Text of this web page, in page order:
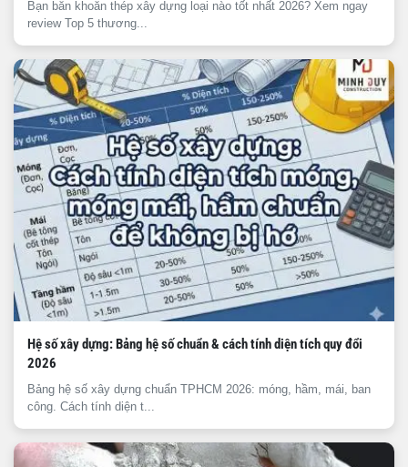
Bạn băn khoăn thép xây dựng loại nào tốt nhất 2026? Xem ngay
review Top 5 thương...
Hệ số xây dựng: Bảng hệ số chuẩn & cách tính diện tích quy đổi
2026
Bảng hệ số xây dựng chuẩn TPHCM 2026: móng, hầm, mái, ban
công. Cách tính diện t...